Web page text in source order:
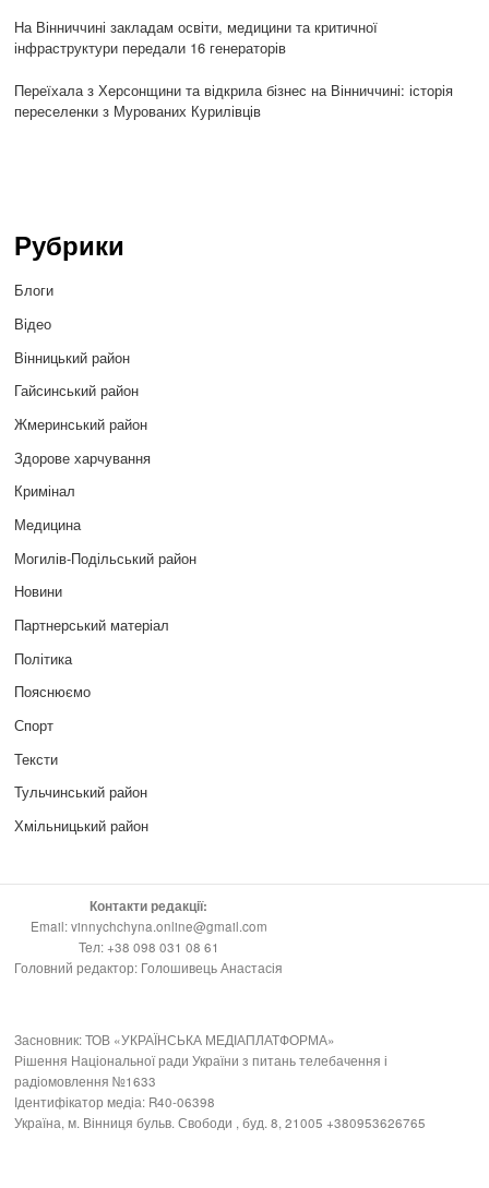
На Вінниччині закладам освіти, медицини та критичної
інфраструктури передали 16 генераторів
Переїхала з Херсонщини та відкрила бізнес на Вінниччині: історія
переселенки з Мурованих Курилівців
Рубрики
Блоги
Відео
Вінницький район
Гайсинський район
Жмеринський район
Здорове харчування
Кримінал
Медицина
Могилів-Подільський район
Новини
Партнерський матеріал
Політика
Пояснюємо
Спорт
Тексти
Тульчинський район
Хмільницький район
Контакти редакції:
Email: vinnychchyna.online@gmail.com
Тел: +38 098 031 08 61
Головний редактор: Голошивець Анастасія
Засновник: ТОВ «УКРАЇНСЬКА МЕДІАПЛАТФОРМА»
Рішення Національної ради України з питань телебачення і
радіомовлення №1633
Ідентифікатор медіа: R40-06398
Україна, м. Вінниця бульв. Свободи , буд. 8, 21005 +380953626765